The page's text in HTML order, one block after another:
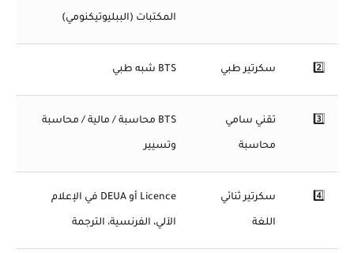
المكتبات (الببليوتيكنومي)
2️⃣ سكرتير طبي BTS شبه طبي
3️⃣ تقني سامي
محاسبة
BTS محاسبة / مالية / محاسبة
وتسيير
4️⃣ سكرتير ثنائي
اللغة
Licence أو DEUA في الإعلام
الآلي، الفرنسية، الترجمة